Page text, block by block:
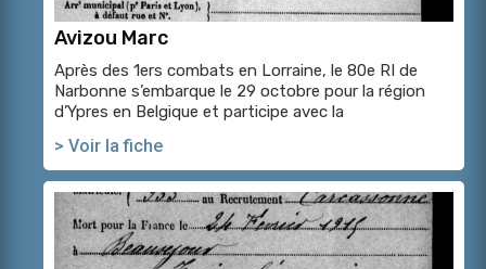
Avizou Marc
Après des 1ers combats en Lorraine, le 80e RI de
Narbonne s’embarque le 29 octobre pour la région
d’Ypres en Belgique et participe avec la
> Voir la fiche